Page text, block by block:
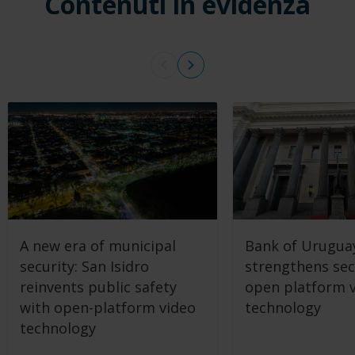
A new era of municipal
security: San Isidro
reinvents public safety
with open-platform video
technology
Bank of
strengthens
open platform
technology